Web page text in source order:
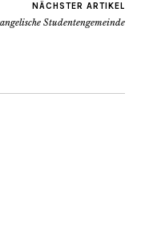
NÄCHSTER ARTIKEL
Studentengemeinde